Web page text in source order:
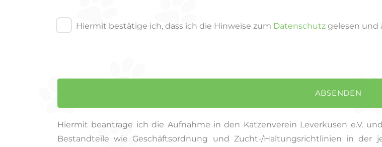
Hiermit bestätige ich, dass ich die Hinweise zum Datenschutz gelesen und
ABSENDEN
Hiermit beantrage ich die Aufnahme in den Katzenverein Leverkusen e.V.
Bestandteile wie Geschäftsordnung und Zucht-/Haltungsrichtlinien in der